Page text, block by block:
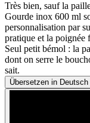
Très bien, sauf la
Gourde inox 600 ml
personnalisation par
pratique et la poignée
Seul petit bémol : la
dont on serre le
sait.
Übersetzen in Deutsch